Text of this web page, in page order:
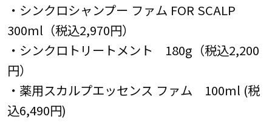
・シンクロシャンプー ファム FOR SCALP
300ml（税込2,970円）
・シンクロトリートメント 180g（税込2,200
円）
・薬用スカルプエッセンス ファム 100ml (税
込6,490円)